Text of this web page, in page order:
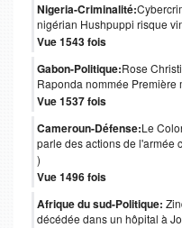
Nigeria-Criminalité:
nigérian Hushpuppi risque
Vue 1543 fois
Gabon-Politique:Rose
Raponda nommée Première
Vue 1537 fois
Cameroun-Défense:Le
parle des actions de l'armée
)
Vue 1496 fois
Afrique du sud-Politique:
décédée dans un hôpital à